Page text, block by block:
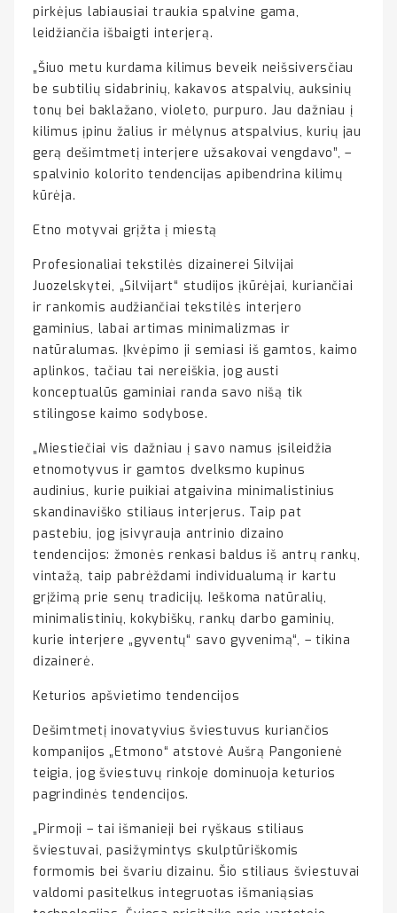
pirkėjus labiausiai traukia spalvine gama,
leidžiančia išbaigti interjerą.
„Šiuo metu kurdama kilimus beveik neišsiversčiau
be subtilių sidabrinių, kakavos atspalvių, auksinių
tonų bei baklažano, violeto, purpuro. Jau dažniau į
kilimus įpinu žalius ir mėlynus atspalvius, kurių jau
gerą dešimtmetį interjere užsakovai vengdavo”, –
spalvinio kolorito tendencijas apibendrina kilimų
kūrėja.
Etno motyvai grįžta į miestą
Profesionaliai tekstilės dizainerei Silvijai
Juozelskytei, „Silvijart“ studijos įkūrėjai, kuriančiai
ir rankomis audžiančiai tekstilės interjero
gaminius, labai artimas minimalizmas ir
natūralumas. Įkvėpimo ji semiasi iš gamtos, kaimo
aplinkos, tačiau tai nereiškia, jog austi
konceptualūs gaminiai randa savo nišą tik
stilingose kaimo sodybose.
„Miestiečiai vis dažniau į savo namus įsileidžia
etnomotyvus ir gamtos dvelksmo kupinus
audinius, kurie puikiai atgaivina minimalistinius
skandinaviško stiliaus interjerus. Taip pat
pastebiu, jog įsivyrauja antrinio dizaino
tendencijos: žmonės renkasi baldus iš antrų rankų,
vintažą, taip pabrėždami individualumą ir kartu
grįžimą prie senų tradicijų. Ieškoma natūralių,
minimalistinių, kokybiškų, rankų darbo gaminių,
kurie interjere „gyventų“ savo gyvenimą“, – tikina
dizainerė.
Keturios apšvietimo tendencijos
Dešimtmetį inovatyvius šviestuvus kuriančios
kompanijos „Etmono“ atstovė Aušrą Pangonienė
teigia, jog šviestuvų rinkoje dominuoja keturios
pagrindinės tendencijos.
„Pirmoji – tai išmanieji bei ryškaus stiliaus
šviestuvai, pasižymintys skulptūriškomis
formomis bei švariu dizainu. Šio stiliaus šviestuvai
valdomi pasitelkus integruotas išmaniąsias